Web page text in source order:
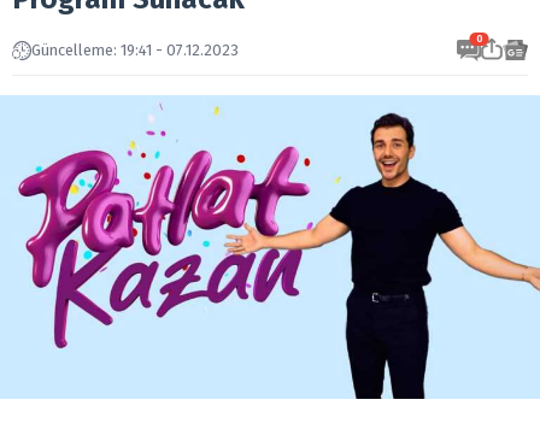
Güncelleme: 19:41 - 07.12.2023
0